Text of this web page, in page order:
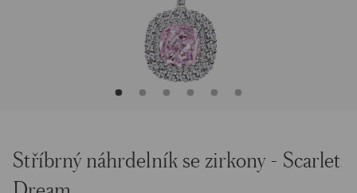
Stříbrný náhrdelník se zirkony - Scarlet